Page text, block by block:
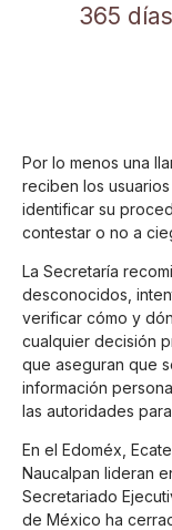
365
Por lo menos una
reciben los
identificar su
contestar o no a
La Secretaría
desconocidos,
verificar cómo y
cualquier decisión
que aseguran que
información
las autoridades
En el Edoméx,
Naucalpan lideran
Secretariado
de México ha